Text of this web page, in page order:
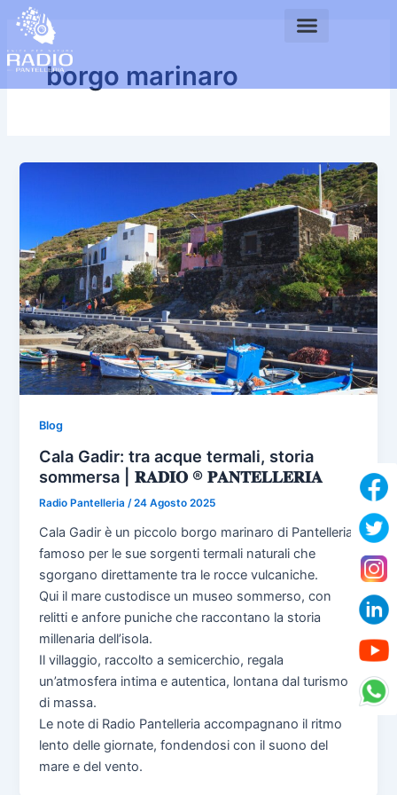
contenuto
borgo marinaro
Blog
Cala Gadir: tra acque termali, storia
sommersa | 𝐑𝐀𝐃𝐈𝐎 ® 𝐏𝐀𝐍𝐓𝐄𝐋𝐋𝐄𝐑𝐈𝐀
Radio Pantelleria/24 Agosto 2025
Cala Gadir è un piccolo borgo marinaro di Pantelleria,
famoso per le sue sorgenti termali naturali che
sgorgano direttamente tra le rocce vulcaniche.
Qui il mare custodisce un museo sommerso, con
relitti e anfore puniche che raccontano la storia
millenaria dell’isola.
Il villaggio, raccolto a semicerchio, regala
un’atmosfera intima e autentica, lontana dal turismo
di massa.
Le note di Radio Pantelleria accompagnano il ritmo
lento delle giornate, fondendosi con il suono del
mare e del vento.